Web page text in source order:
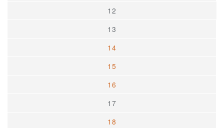
12
13
14
15
16
17
18